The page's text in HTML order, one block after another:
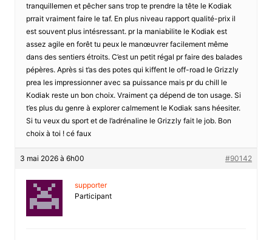
tranquillemen et pêcher sans trop te prendre la tête le Kodiak
prrait vraiment faire le taf. En plus niveau rapport qualité-prix il
est souvent plus intésressant. pr la maniabilite le Kodiak est
assez agile en forêt tu peux le manœuvrer facilement même
dans des sentiers étroits. C’est un petit régal pr faire des balades
pépères. Après si t’as des potes qui kiffent le off-road le Grizzly
prea les impressionner avec sa puissance mais pr du chill le
Kodiak reste un bon choix. Vraiment ça dépend de ton usage. Si
t’es plus du genre à explorer calmement le Kodiak sans héesiter.
Si tu veux du sport et de l’adrénaline le Grizzly fait le job. Bon
choix à toi ! cé faux
3 mai 2026 à 6h00 #90142
supporter
Participant